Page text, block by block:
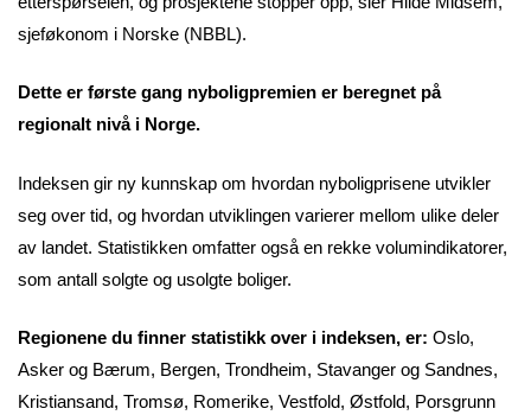
sjeføkonom i Norske (NBBL).
Dette er første gang nyboligpremien er beregnet på
regionalt nivå i Norge.
Indeksen gir ny kunnskap om hvordan nyboligprisene utvikler
seg over tid, og hvordan utviklingen varierer mellom ulike deler
av landet. Statistikken omfatter også en rekke volumindikatorer,
som antall solgte og usolgte boliger.
Regionene du finner statistikk over i indeksen, er: Oslo,
Asker og Bærum, Bergen, Trondheim, Stavanger og Sandnes,
Kristiansand, Tromsø, Romerike, Vestfold, Østfold, Porsgrunn